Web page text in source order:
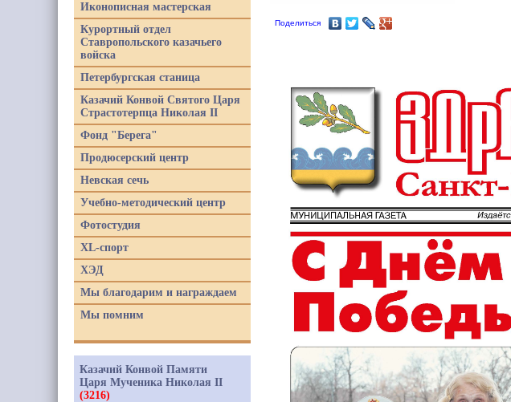
Поделиться
Иконописная мастерская
Курортный отдел
Ставропольского казачьего
войска
Петербургская станица
Казачий Конвой Святого Царя
Страстотерпца Николая II
Фонд "Берега"
Продюсерский центр
Невская сечь
Учебно-методический центр
Фотостудия
XL-спорт
ХЭД
Мы благодарим и награждаем
Мы помним
Казачий Конвой Памяти
Царя Мученика Николая II
(3216)